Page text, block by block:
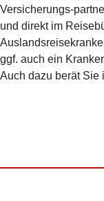
Versicherungs-
und direkt im
ggf. auch ein
Auch dazu berät Sie